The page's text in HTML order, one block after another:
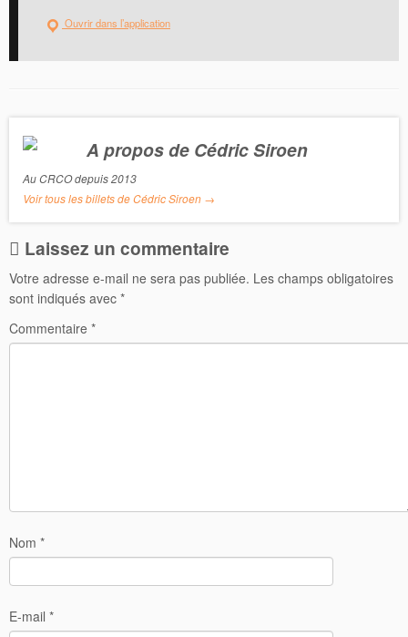
r Ouvrir dans l’application
A propos de Cédric Siroen
Au CRCO depuis 2013
Voir tous les billets de Cédric Siroen →
Laissez un commentaire
Votre adresse e-mail ne sera pas publiée. Les champs obligatoires
sont indiqués avec *
Commentaire *
Nom *
E-mail *